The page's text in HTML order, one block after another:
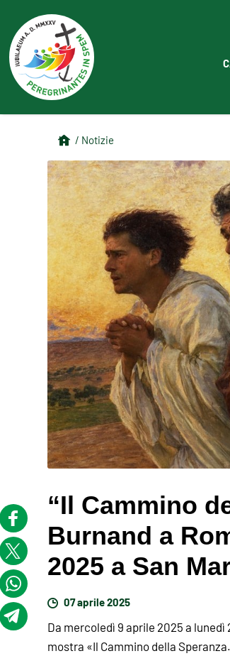
/ Notizie
“Il Cammino
Burnand a
2025 a San
07 aprile 2025
Da mercoledì 9 aprile 2025 a lunedì
mostra «Il Cammino della